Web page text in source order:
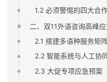
1.2 必须警惕的四大合
二、双11外语咨询高峰
2.1 搭建多语种服务矩
2.2 智能系统与人工协
2.3 大促专项应急预案